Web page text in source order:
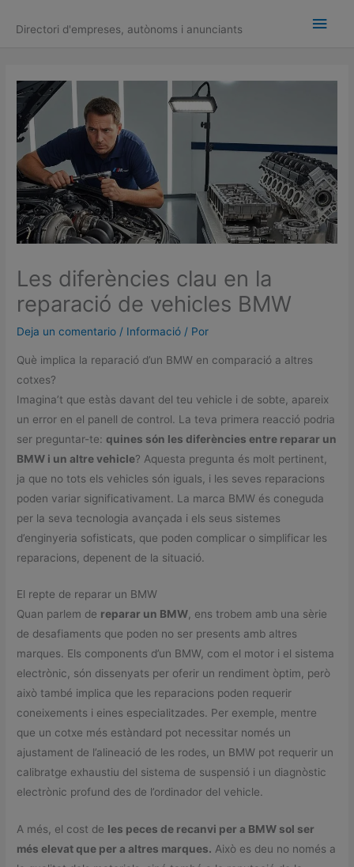
Directori d'empreses, autònoms i anunciants
Les diferències clau en la
reparació de vehicles BMW
Deja un comentario / Informació / Por
Què implica la reparació d’un BMW en comparació a altres
cotxes?
Imagina’t que estàs davant del teu vehicle i de sobte, apareix
un error en el panell de control. La teva primera reacció podria
ser preguntar-te:quines són les diferències entre reparar un
BMW i un altre vehicle? Aquesta pregunta és molt pertinent,
ja que no tots els vehicles són iguals, i les seves reparacions
poden variar significativament. La marca BMW és coneguda
per la seva tecnologia avançada i els seus sistemes
d’enginyeria sofisticats, que poden complicar o simplificar les
reparacions, depenent de la situació.
El repte de reparar un BMW
Quan parlem de reparar un BMW, ens trobem amb una sèrie
de desafiaments que poden no ser presents amb altres
marques. Els components d’un BMW, com el motor i el sistema
electrònic, són dissenyats per oferir un rendiment òptim, però
això també implica que les reparacions poden requerir
coneixements i eines especialitzades. Per exemple, mentre
que un cotxe més estàndard pot necessitar només un
ajustament de l’alineació de les rodes, un BMW pot requerir un
calibratge exhaustiu del sistema de suspensió i un diagnòstic
electrònic profund des de l’ordinador del vehicle.
A més, el cost de les peces de recanvi per a BMW sol ser
més elevat que per a altres marques. Això es deu no només a